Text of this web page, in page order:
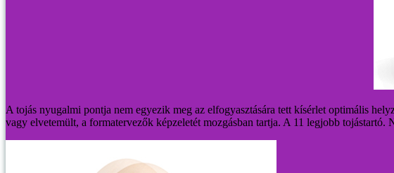
A tojás nyugalmi pontja nem egyezik meg az elfogyasztására tett kísérlet optimális
vagy elvetemült, a formatervezők képzeletét mozgásban tartja. A 11 legjobb tojástartó.